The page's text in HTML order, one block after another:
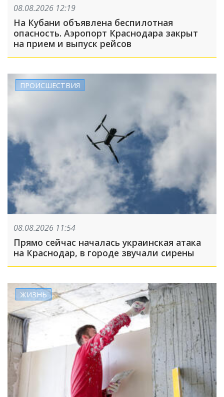
08.08.2026 12:19
На Кубани объявлена беспилотная
опасность. Аэропорт Краснодара закрыт
на прием и выпуск рейсов
ПРОИСШЕСТВИЯ
08.08.2026 11:54
Прямо сейчас началась украинская атака
на Краснодар, в городе звучали сирены
ЖИЗНЬ